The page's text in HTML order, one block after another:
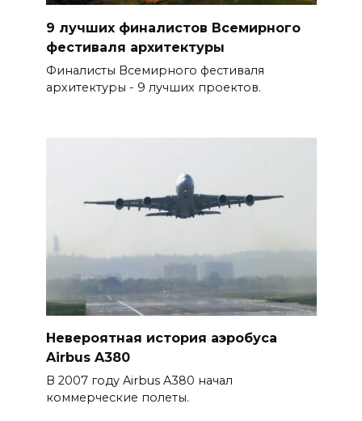
9 лучших финалистов Всемирного
фестиваля архитектуры
Финалисты Всемирного фестиваля
архитектуры - 9 лучших проектов.
Невероятная история аэробуса
Airbus A380
В 2007 году Airbus A380 начал
коммерческие полеты.